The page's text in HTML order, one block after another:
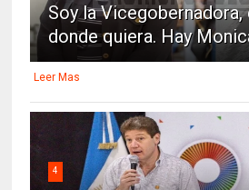
Soy la
donde quiera. Hay
Leer Mas
4